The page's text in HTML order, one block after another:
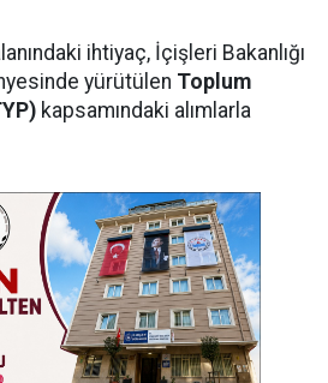
ihtiyaç, İçişleri Bakanlığı
yürütülen Toplum
kapsamındaki alımlarla